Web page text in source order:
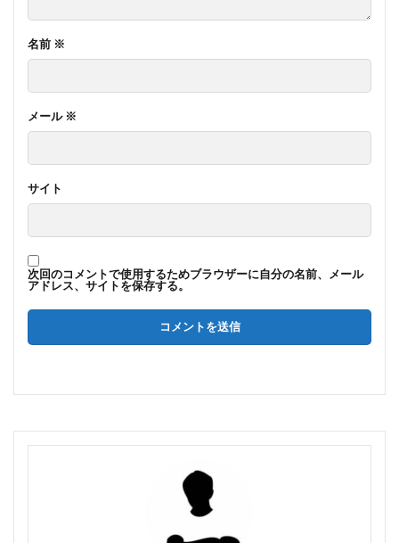
名前 ※
メール ※
サイト
次回のコメントで使用するためブラウザーに自分の名前、メール
アドレス、サイトを保存する。